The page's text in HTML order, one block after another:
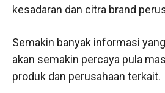
kesadaran dan citra brand
Semakin banyak informasi
akan semakin percaya pula
produk dan perusahaan terkait.